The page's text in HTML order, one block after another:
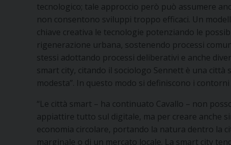
tecnologico; tale approccio però può assumere
non consentono sviluppi troppo efficaci. Un
chiave creativa le tecnologie potenziando le
rigenerazione urbana, sostenendo processi
stessi adottando processi deliberativi e anche
smart city, citando il sociologo Sennett è una
modesta”. In questo modo si definiscono i
“Le città smart – ha continuato Cavallo – non
appiattire tutto sul digitale, ma per creare anche
economia circolare, portando la natura dentro la
marginale o di un mercato locale. La smart city